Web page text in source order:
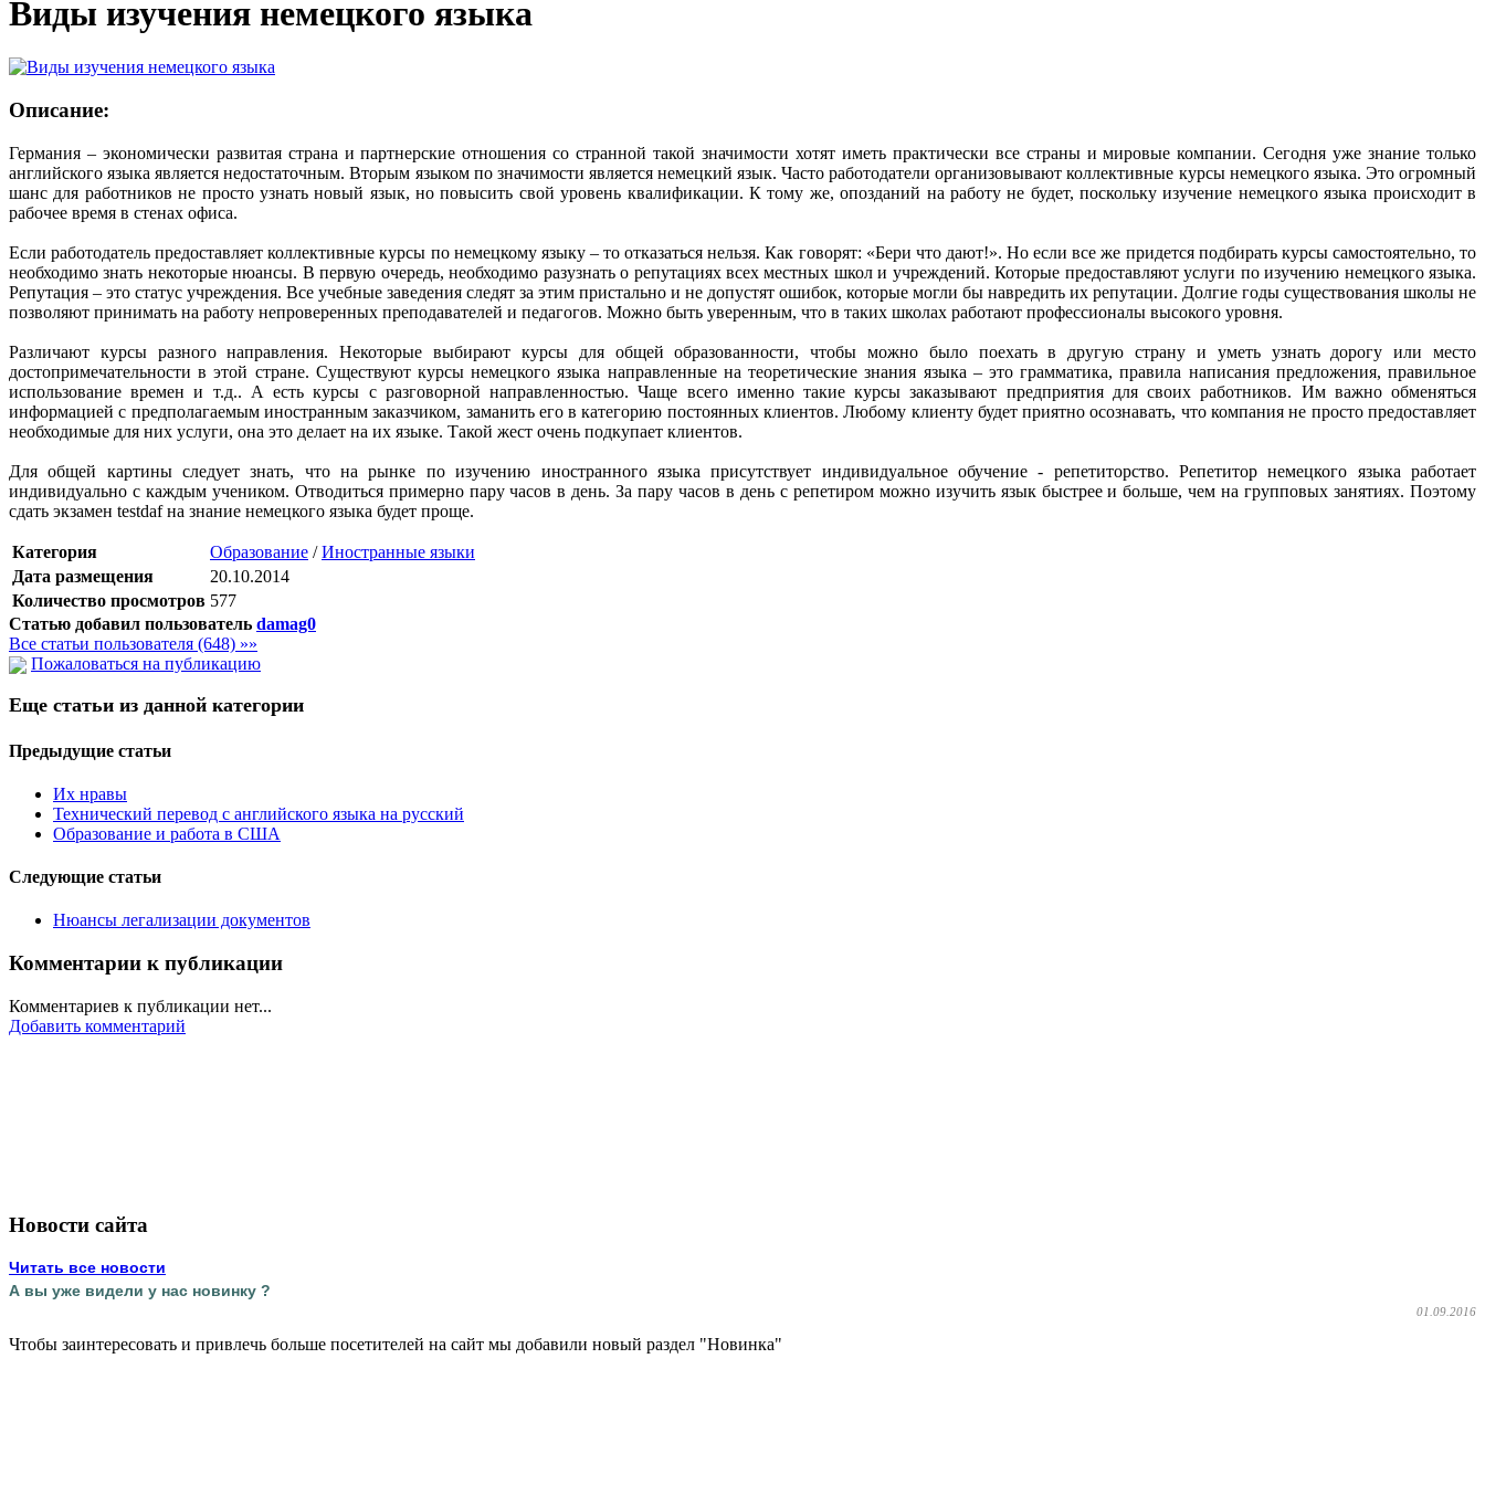
Виды изучения немецкого языка
Описание:
Германия – экономически развитая страна и партнерские отношения со странной такой значимости хотят иметь практически все страны и мировые компании. Сегодня уже знание только
английского языка является недостаточным. Вторым языком по значимости является немецкий язык. Часто работодатели организовывают коллективные курсы немецкого языка. Это огромный
шанс для работников не просто узнать новый язык, но повысить свой уровень квалификации. К тому же, опозданий на работу не будет, поскольку изучение немецкого языка происходит в
рабочее время в стенах офиса.
Если работодатель предоставляет коллективные курсы по немецкому языку – то отказаться нельзя. Как говорят: «Бери что дают!». Но если все же придется подбирать курсы самостоятельно, то
необходимо знать некоторые нюансы. В первую очередь, необходимо разузнать о репутациях всех местных школ и учреждений. Которые предоставляют услуги по изучению немецкого языка.
Репутация – это статус учреждения. Все учебные заведения следят за этим пристально и не допустят ошибок, которые могли бы навредить их репутации. Долгие годы существования школы не
позволяют принимать на работу непроверенных преподавателей и педагогов. Можно быть уверенным, что в таких школах работают профессионалы высокого уровня.
Различают курсы разного направления. Некоторые выбирают курсы для общей образованности, чтобы можно было поехать в другую страну и уметь узнать дорогу или место
достопримечательности в этой стране. Существуют курсы немецкого языка направленные на теоретические знания языка – это грамматика, правила написания предложения, правильное
использование времен и т.д.. А есть курсы с разговорной направленностью. Чаще всего именно такие курсы заказывают предприятия для своих работников. Им важно обменяться
информацией с предполагаемым иностранным заказчиком, заманить его в категорию постоянных клиентов. Любому клиенту будет приятно осознавать, что компания не просто предоставляет
необходимые для них услуги, она это делает на их языке. Такой жест очень подкупает клиентов.
Для общей картины следует знать, что на рынке по изучению иностранного языка присутствует индивидуальное обучение - репетиторство. Репетитор немецкого языка работает
индивидуально с каждым учеником. Отводиться примерно пару часов в день. За пару часов в день с репетиром можно изучить язык быстрее и больше, чем на групповых занятиях. Поэтому
сдать экзамен testdaf на знание немецкого языка будет проще.
Категория Образование /Иностранные языки
Дата размещения
20.10.2014
Количество просмотров 577
Статью добавил пользователь damag0
Все статьи пользователя (648) »»
Пожаловаться на публикацию
Еще статьи из данной категории
Предыдущие статьи
Их нравы
Технический перевод с английского языка на русский
Образование и работа в США
Следующие статьи
Нюансы легализации документов
Комментарии к публикации
Комментариев к публикации нет...
Добавить комментарий
Новости сайта
Читать все новости
А вы уже видели у нас новинку ?
01.09.2016
Чтобы заинтересовать и привлечь больше посетителей на сайт мы добавили новый раздел "Новинка"